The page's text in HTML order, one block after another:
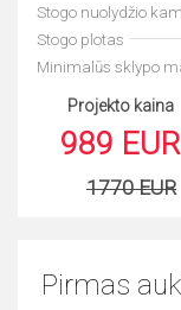
Stogo nuolydžio
Stogo plotas
Minimalūs sklypo
Projekto kaina
989 EUR
1770 EUR
Pirmas